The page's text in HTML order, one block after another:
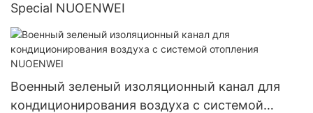
Special NUOENWEI
Военный зеленый изоляционный канал для
кондиционирования воздуха с системой